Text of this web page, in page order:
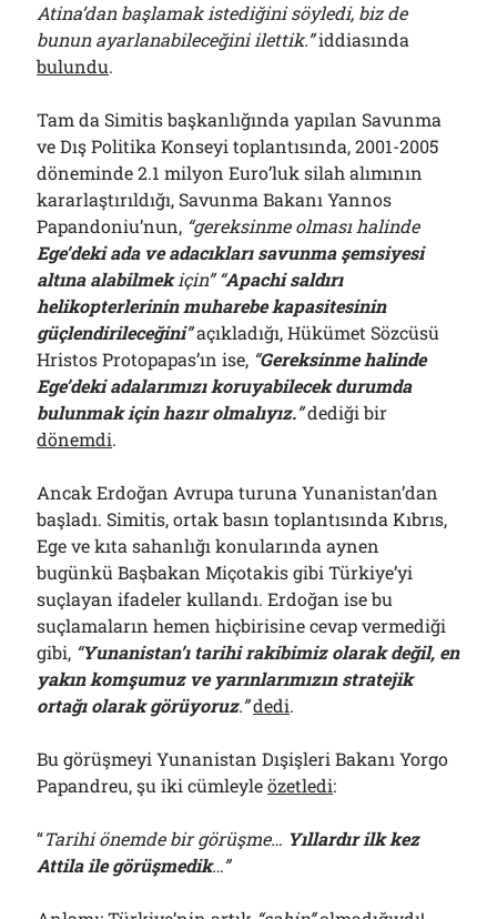
Atina’dan başlamak istediğini söyledi, biz de
bunun ayarlanabileceğini ilettik.”iddiasında
bulundu.
Tam da Simitis başkanlığında yapılan Savunma
ve Dış Politika Konseyi toplantısında, 2001-2005
döneminde 2.1 milyon Euro’luk silah alımının
kararlaştırıldığı, Savunma Bakanı Yannos
Papandoniu’nun, “gereksinme olması halinde
Ege’deki ada ve adacıkları savunma şemsiyesi
altına alabilmekiçin” “Apachi saldırı
helikopterlerinin muharebe kapasitesinin
güçlendirileceğini”açıkladığı, Hükümet Sözcüsü
Hristos Protopapas’ın ise, “Gereksinme halinde
Ege’deki adalarımızı koruyabilecek durumda
bulunmak için hazır olmalıyız.”dediği bir
dönemdi.
Ancak Erdoğan Avrupa turuna Yunanistan’dan
başladı. Simitis, ortak basın toplantısında Kıbrıs,
Ege ve kıta sahanlığı konularında aynen
bugünkü Başbakan Miçotakis gibi Türkiye’yi
suçlayan ifadeler kullandı. Erdoğan ise bu
suçlamaların hemen hiçbirisine cevap vermediği
gibi, “Yunanistan’ı tarihi rakibimiz olarak değil, en
yakın komşumuz ve yarınlarımızın stratejik
ortağı olarak görüyoruz.”dedi.
Bu görüşmeyi Yunanistan Dışişleri Bakanı Yorgo
Papandreu, şu iki cümleyleözetledi:
“Tarihi önemde bir görüşme… Yıllardır ilk kez
Attila ile görüşmedik…”